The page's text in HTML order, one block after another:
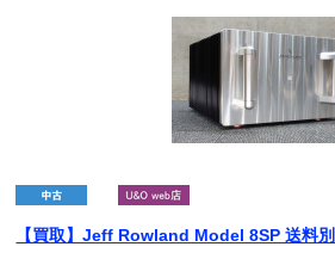
【買取】Jeff Rowland Model 8SP 送料